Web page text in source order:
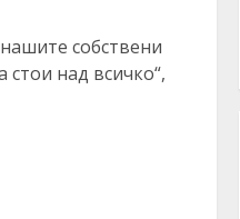
собствени
стои над всичко“,